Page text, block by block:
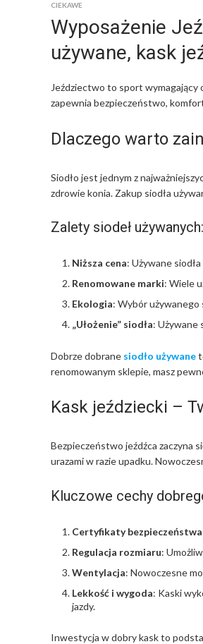
CIEKAWE
Wyposażenie
używane, kask
Jeździectwo to sport wymagający
zapewnia bezpieczeństwo,
Dlaczego warto
Siodło jest jednym z
zdrowie konia. Zakup siodła
Zalety siodeł używanych:
Niższa cena: Używane
Renomowane marki: Wiele
Ekologia: Wybór
„Ułożenie” siodła: Używane
Dobrze dobrane siodło używane
renomowanym sklepie, masz
Kask jeździecki –
Bezpieczeństwo jeźdźca zaczyna
urazami w razie upadku.
Kluczowe cechy
Certyfikaty bezpieczeństwa
Regulacja rozmiaru:
Wentylacja: Nowoczesne
Lekkość i wygoda: Kaski
jazdy.
Inwestycja w dobry kask to